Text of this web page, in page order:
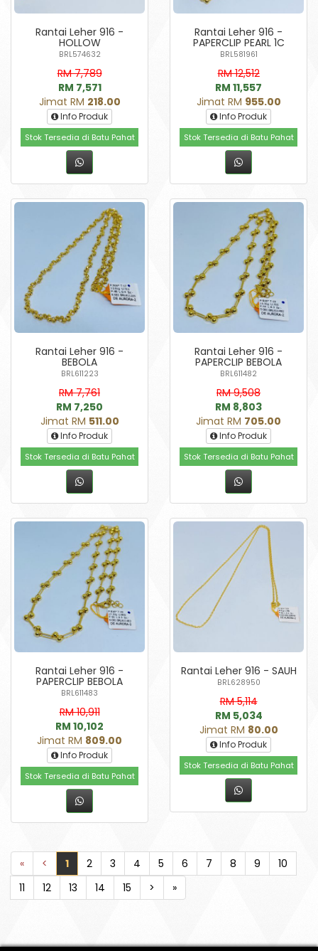
Rantai Leher 916 -
HOLLOW
BRL574632
RM 7,789
RM 7,571
Jimat RM 218.00
Info Produk
Stok Tersedia di Batu Pahat
Rantai Leher 916 -
PAPERCLIP PEARL 1C
BRL581961
RM 12,512
RM 11,557
Jimat RM 955.00
Info Produk
Stok Tersedia di Batu Pahat
Rantai Leher 916 -
BEBOLA
BRL611223
RM 7,761
RM 7,250
Jimat RM 511.00
Info Produk
Stok Tersedia di Batu Pahat
Rantai Leher 916 -
PAPERCLIP BEBOLA
BRL611482
RM 9,508
RM 8,803
Jimat RM 705.00
Info Produk
Stok Tersedia di Batu Pahat
Rantai Leher 916 -
PAPERCLIP BEBOLA
BRL611483
RM 10,911
RM 10,102
Jimat RM 809.00
Info Produk
Stok Tersedia di Batu Pahat
Rantai Leher 916 - SAUH
BRL628950
RM 5,114
RM 5,034
Jimat RM 80.00
Info Produk
Stok Tersedia di Batu Pahat
« < 1 2 3 4 5 6 7 8 9
10
11
12 13 14 15 > »